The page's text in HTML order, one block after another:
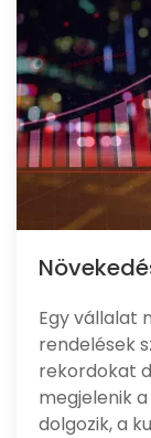
Egy vállalat
rendelések
rekordokat
megjelenik
dolgozik, a